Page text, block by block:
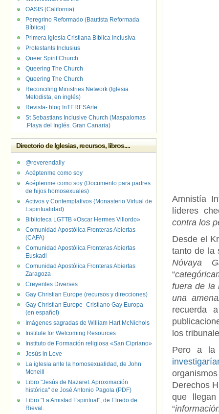
Amnistía
líderes
contra los
Desde el
tanto de la
Nóvaya
“
fuera de la
una
recuerda
los
Pero a la
Derechos
que
“
OASIS (California)
Peregrino Reformado (Bautista Reformada
Bíblica)
Primera Iglesia Cristiana Bíblica Inclusiva
Protestants Inclusius
Queer Spirit Church
Queering The Church
Queering The Church
Reconciling Ministries Network (Iglesia
Metodista, en inglés)
Revista- blog InTERESArte.
St Sebastians Inclusive Church (Maspalomas
.Playa del Inglés. Gran Canaria)
Directorio de Iglesias, recursos, libros....
@reverendally
Acéptenme como soy
Acéptenme como soy (Documento para padres
de hijos homosexuales)
Activos y Contemplativos (Monasterio Virtual de
Espiritualidad)
Biblioteca LGTTB «Oscar Hermes Villordo»
Comunidad Apostólica Fronteras Abiertas
(CAFA)
Comunidad Apostólica Fronteras Abiertas
Euskadi
Comunidad Apostólica Fronteras Abiertas
Zaragoza
Creyentes Diverses
Gay Christian Europe (recursos y direcciones)
Gay Christian Europe- Cristiano Gay Europa
(en español)
Imágenes sagradas de William Hart McNichols
Institute for Welcoming Resources
Instituto de Formación religiosa «San Cipriano»
Jesús in Love
La iglesia ante la homosexualidad, de John
Mcneill
Libro "Jesús de Nazaret. Aproximación
histórica" de José Antonio Pagola (PDF)
Libro "La Amistad Espiritual", de Elredo de
Rieval.